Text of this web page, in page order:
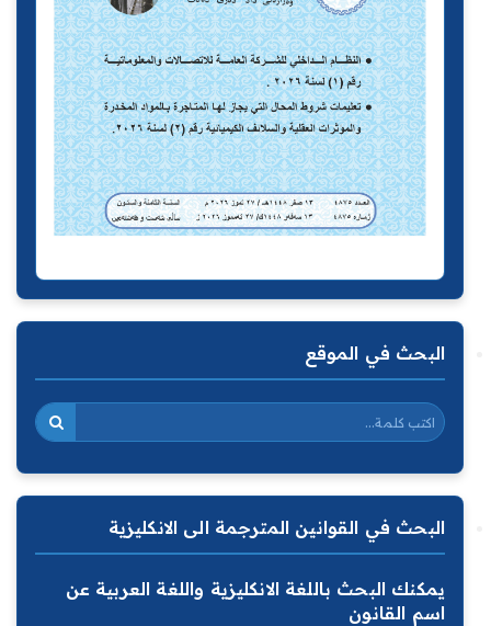
البحث في الموقع
البحث في القوانين المترجمة الى الانكليزية
يمكنك البحث باللغة الانكليزية واللغة العربية عن
اسم القانون